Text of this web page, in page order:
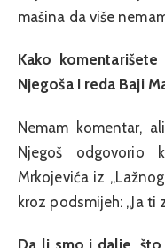
mašina da više
Kako
Njegoša I reda Baji
Nemam komentar,
Njegoš odgovorio
Mrkojevića iz
kroz podsmijeh: „Ja ti